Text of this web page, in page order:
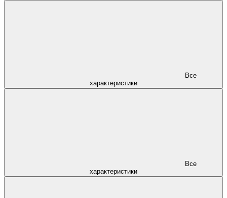
характеристики
характеристики